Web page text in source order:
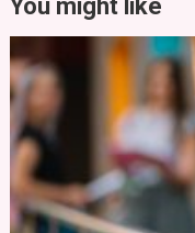
You might like